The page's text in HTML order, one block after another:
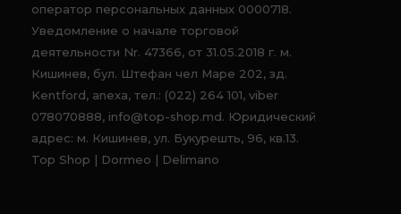
оператор персональных данных 0000718.
Уведомление о начале торговой
деятельности Nr. 47366, от 31.05.2018 г. м.
Кишинев, бул. Штефан чел Маре 202, зд.
Kentford, anexa, тел.: (022) 264 101, viber
078070888, info@top-shop.md. Юридический
адрес: м. Кишинев, ул. Букурешть, 96, кв.13.
Top Shop | Dormeo | Delimano